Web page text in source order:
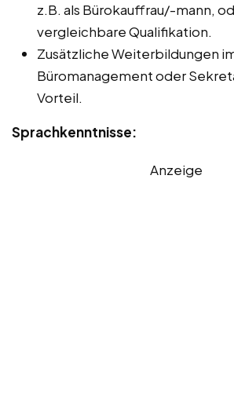
z.B. als Bürokauffrau/-mann,
vergleichbare Qualifikation.
Zusätzliche Weiterbildungen
Büromanagement oder
Vorteil.
Sprachkenntnisse:
Anzeige